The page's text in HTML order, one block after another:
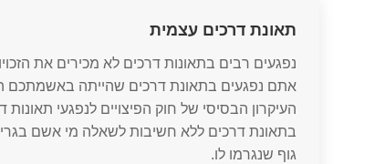
תאונת דרכים עצמית
נפגעים רבים בתאונות דרכים לא מכירים את
אתם נפגעים בתאונת דרכים שהייתה באשמתכם
העיקרון הבסיסי של חוק הפיצויים לנפגעי
בתאונת דרכים ללא חשיבות לשאלה מי אשם
גוף שנגרמו לו.